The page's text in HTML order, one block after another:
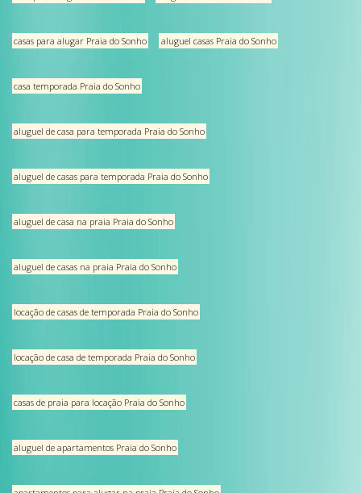
casas para alugar Praia do Sonho aluguel casas Praia do Sonho
casa temporada Praia do Sonho
aluguel de casa para temporada Praia do Sonho
aluguel de casas para temporada Praia do Sonho
aluguel de casa na praia Praia do Sonho
aluguel de casas na praia Praia do Sonho
locação de casas de temporada Praia do Sonho
locação de casa de temporada Praia do Sonho
casas de praia para locação Praia do Sonho
aluguel de apartamentos Praia do Sonho